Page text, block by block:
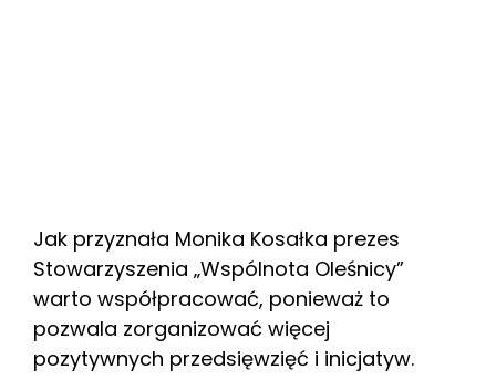
Jak przyznała Monika Kosałka prezes
Stowarzyszenia „Wspólnota Oleśnicy”
warto współpracować, ponieważ to
pozwala zorganizować więcej
pozytywnych przedsięwzięć i inicjatyw.